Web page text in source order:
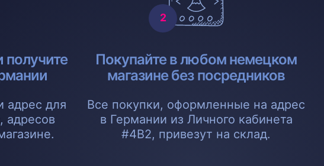
получите
адрес для
адресов
Покупайте в любом немецком
магазине без посредников
Все покупки, оформленные на адрес
в Германии из Личного кабинета
#4B2, привезут на склад.